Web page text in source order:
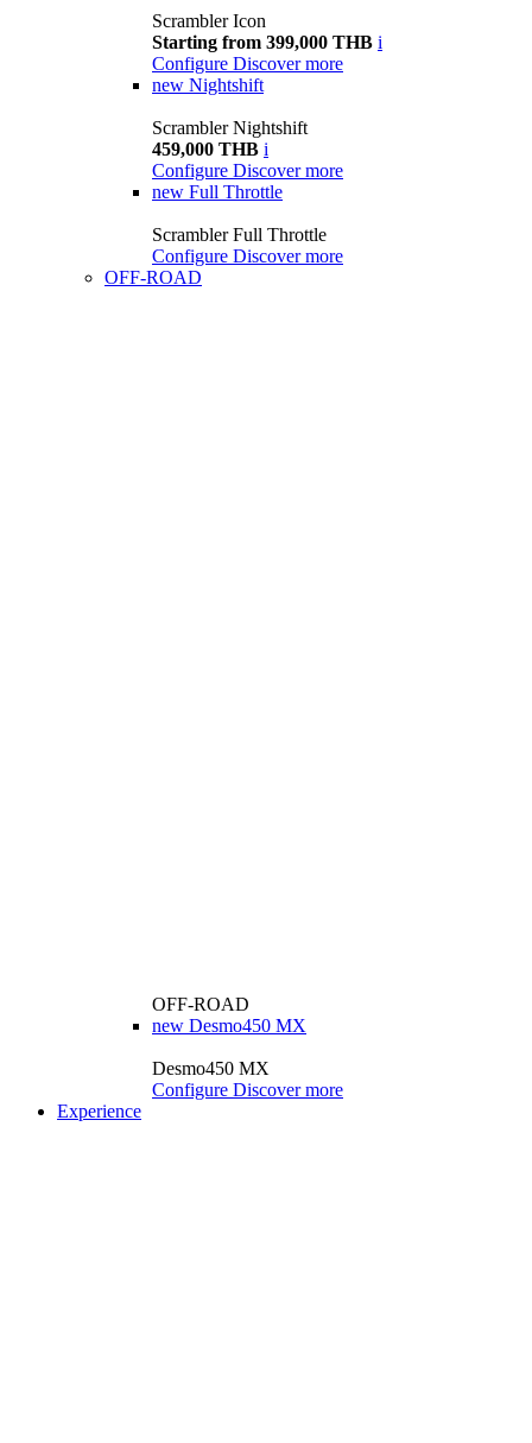
Scrambler Icon
Starting from 399,000 THB i
Configure Discover more
new Nightshift
Scrambler Nightshift
459,000 THB i
Configure Discover more
new Full Throttle
Scrambler Full Throttle
Configure Discover more
OFF-ROAD
OFF-ROAD
new Desmo450 MX
Desmo450 MX
Configure Discover more
Experience